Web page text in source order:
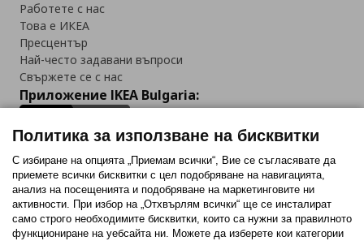
Работете с нас
Това е ИКЕА
Пресцентър
Най-често задавани въпроси
Свържете се с нас
Приложение IKEA Bulgaria:
Последвайте ни:
FacebookTwitterYoutubePinterestInstagram
Политика за използване на бисквитки
С избиране на опцията „Приемам всички“, Вие се съгласявате да
приемете всички бисквитки с цел подобряване на навигацията,
анализ на посещенията и подобряване на маркетинговите ни
активности. При избор на „Отхвърлям всички“ ще се инсталират
само строго необходимитe бисквитки, които са нужни за правилното
функциониране на уебсайта ни. Можете да изберете кои категории